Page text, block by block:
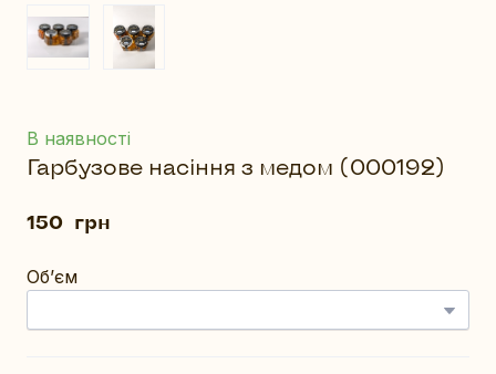
В наявності
Гарбузове насіння з медом (000192)
150  грн
Обʼєм